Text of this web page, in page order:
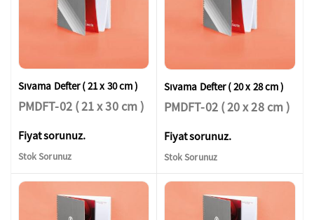
Sıvama Defter ( 21 x 30 cm )
PMDFT-02 ( 21 x 30 cm )
Fiyat sorunuz.
Stok Sorunuz
Sıvama Defter ( 20 x 28 cm )
PMDFT-02 ( 20 x 28 cm )
Fiyat sorunuz.
Stok Sorunuz